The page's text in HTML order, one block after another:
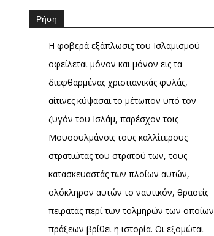
Ρήση
Η φοβερά εξάπλωσις του Ισλαμισμού
οφείλεται μόνον και μόνον εις τα
διεφθαρμένας χριστιανικάς φυλάς,
αίτινες κύψασαι το μέτωπον υπό τον
ζυγόν του Ισλάμ, παρέσχον τοις
Μουσουλμάνοις τους καλλίτερους
στρατιώτας του στρατού των, τους
κατασκευαστάς των πλοίων αυτών,
ολόκληρον αυτών το ναυτικόν, θρασείς
πειρατάς περί των τολμηρών των οποίων
πράξεων βρίθει η ιστορία. Οι εξομώται